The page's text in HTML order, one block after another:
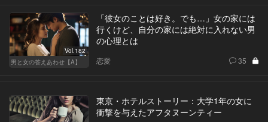
Vol.182
男と女の答えあわせ【A】
「彼女のことは好き。でも…」女の家には
行くけど、自分の家には絶対に入れない男
の心理とは
恋愛 35
東京・ホテルストーリー：大学1年の女に
衝撃を与えたアフタヌーンティー